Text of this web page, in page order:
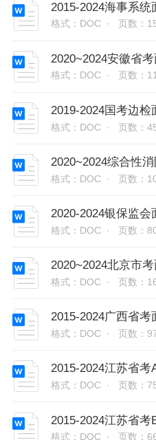
格式：DOC · 页数：
格式：DOC · 页数：
格式：DOC · 页数：
2020~2024综合性
格式：DOC · 页数：
格式：DOC · 页数：
2020~2024北京市
格式：DOC · 页数：
格式：DOC · 页数：
格式：DOC · 页数：
格式：DOC · 页数：